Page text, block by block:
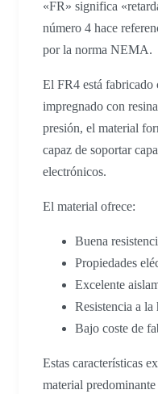
«FR» significa
número 4 hace
por la norma NEMA.
El FR4 está
impregnado con
presión, el material
capaz de soportar
electrónicos.
El material ofrece:
Buena
Propiedades
Excelente
Resistencia a la
Bajo coste de
Estas características
material predominante